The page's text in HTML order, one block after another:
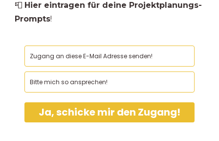
📮 Hier eintragen für deine Projektplanungs-
Prompts!
Ja, schicke mir den Zugang!